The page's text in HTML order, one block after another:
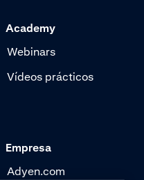
Academy
Webinars
Vídeos prácticos
Empresa
Adyen.com